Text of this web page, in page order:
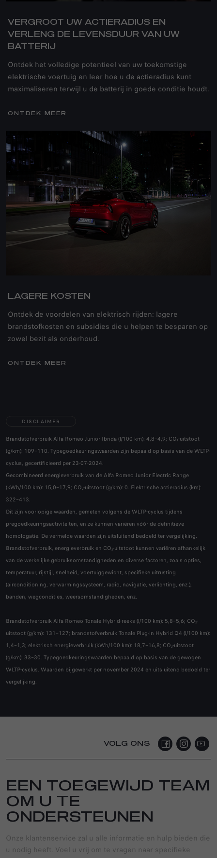
VERGROOT UW ACTIERADIUS EN
VERLENG DE LEVENSDUUR VAN UW
BATTERIJ
Ontdek het volledige potentieel van uw toekomstige
elektrische voertuig en leer hoe u de actieradius kunt
maximaliseren terwijl u de batterij in goede conditie houdt.
ONTDEK MEER
LAGERE KOSTEN
Ontdek de voordelen van elektrisch rijden: lagere
brandstofkosten en subsidies die u helpen te besparen op
zowel bezit als onderhoud.
ONTDEK MEER
DISCLAIMER
Brandstofverbruik Alfa Romeo Junior Ibrida (l/100 km): 4,8–4,9; CO₂-uitstoot
(g/km): 109–110. Typegoedkeuringswaarden zijn bepaald op basis van de WLTP-
cyclus, gecertificieerd per 23-07-2024.
Gecombineerd energieverbruik van de Alfa Romeo Junior Electric Range
(kWh/100 km): 15,0–17,9; CO₂-uitstoot (g/km): 0. Elektrische actieradius (km):
322–413.
Dit zijn voorlopige waarden, gemeten volgens de WLTP-cyclus tijdens
pregoedkeuringsactiviteiten, en ze kunnen variëren vóór de definitieve
homologatie. De vermelde waarden zijn uitsluitend bedoeld ter vergelijking.
Brandstofverbruik, energieverbruik en CO₂-uitstoot kunnen variëren afhankelijk
van de werkelijke gebruiksomstandigheden en diverse factoren, zoals opties,
temperatuur, rijstijl, snelheid, voertuiggewicht, specifieke uitrusting
(airconditioning, verwarmingssysteem, radio, navigatie, verlichting, enz.),
banden, wegcondities, weersomstandigheden, enz.
Brandstofverbruik Alfa Romeo Tonale Hybrid-reeks (l/100 km): 5,8–5,6; CO₂-
uitstoot (g/km): 131–127; brandstofverbruik Tonale Plug-in Hybrid Q4 (l/100 km):
1,4–1,3; elektrisch energieverbruik (kWh/100 km): 18,7–16,8; CO₂-uitstoot
(g/km): 33–30. Typegoedkeuringswaarden bepaald op basis van de gewogen
WLTP-cyclus. Waarden bijgewerkt per november 2024 en uitsluitend bedoeld ter
vergelijking.
VOLG ONS
EEN TOEGEWIJD TEAM
OM U TE
ONDERSTEUNEN
Onze klantenservice zal u alle informatie en hulp bieden die
u nodig heeft. Voel u vrij om te vragen naar specifieke